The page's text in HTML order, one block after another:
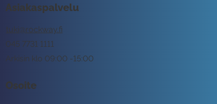
Asiakaspalvelu
tuki@rockway.fi
Arkisin klo 09:00 -15:00
045 7731 1111
Osoite